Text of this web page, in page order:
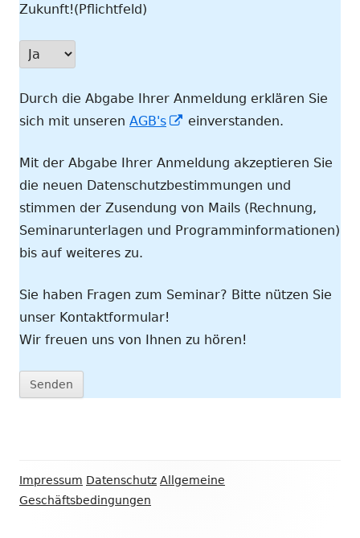
Zukunft!(Pflichtfeld)
Durch die Abgabe Ihrer Anmeldung erklären Sie
sich mit unseren AGB's
In
Fenster
öffnen
einverstanden.
Mit der Abgabe Ihrer Anmeldung akzeptieren Sie
die neuen Datenschutzbestimmungen und
stimmen der Zusendung von Mails (Rechnung,
Seminarunterlagen und Programminformationen)
bis auf weiteres zu.
Sie haben Fragen zum Seminar? Bitte nützen Sie
unser Kontaktformular!
Wir freuen uns von Ihnen zu hören!
Footer
Inhalt
Impressum Datenschutz Allgemeine
Geschäftsbedingungen